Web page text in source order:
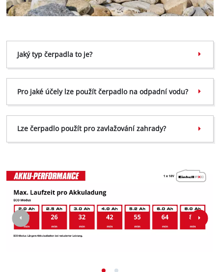
Jaký typ čerpadla to je?
Pro jaké účely lze použít čerpadlo na odpadní vodu?
Lze čerpadlo použít pro zavlažování zahrady?